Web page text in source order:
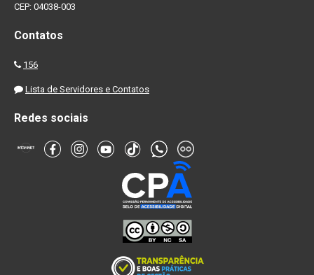
CEP: 04038-003
Contatos
156
Lista de Servidores e Contatos
Redes sociais